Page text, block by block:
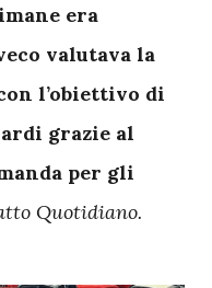
era
valutava la
l’obiettivo di
grazie al
per gli
Quotidiano.